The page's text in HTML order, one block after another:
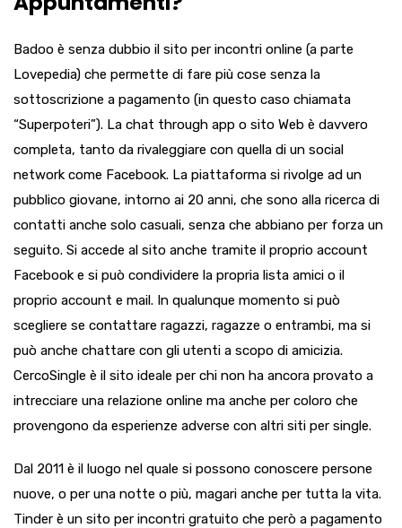
Badoo è senza dubbio il sito per incontri online (a parte
Lovepedia) che permette di fare più cose senza la
sottoscrizione a pagamento (in questo caso chiamata
“Superpoteri”). La chat through app o sito Web è davvero
completa, tanto da rivaleggiare con quella di un social
network come Facebook. La piattaforma si rivolge ad un
pubblico giovane, intorno ai 20 anni, che sono alla ricerca di
contatti anche solo casuali, senza che abbiano per forza un
seguito. Si accede al sito anche tramite il proprio account
Facebook e si può condividere la propria lista amici o il
proprio account e mail. In qualunque momento si può
scegliere se contattare ragazzi, ragazze o entrambi, ma si
può anche chattare con gli utenti a scopo di amicizia.
CercoSingle è il sito ideale per chi non ha ancora provato a
intrecciare una relazione online ma anche per coloro che
provengono da esperienze adverse con altri siti per single.
Dal 2011 è il luogo nel quale si possono conoscere persone
nuove, o per una notte o più, magari anche per tutta la vita.
Tinder è un sito per incontri gratuito che però a pagamento